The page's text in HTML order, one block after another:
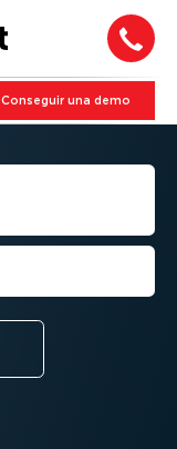
Conseguir una demo
con